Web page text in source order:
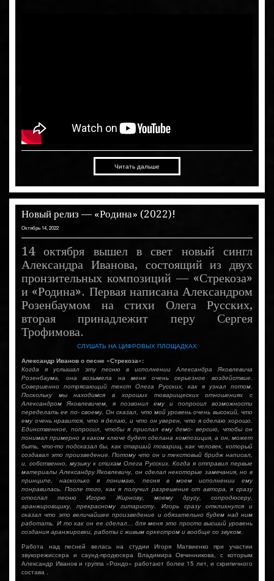
Читать дальше
Новый релиз — «Родина» (2022)!
Октябрь 14, 2022
14 октября вышел в свет новый сингл
Александра Иванова, состоящий из двух
пронзительных композиций — «Стрекоза»
и «Родина». Первая написана Александром
Розенбаумом на стихи Олега Русских,
вторая принадлежит перу Сергея
Трофимова.
СЛУШАТЬ НА ЦИФРОВЫХ ПЛОЩАДКАХ
Александр Иванов о песне «Стрекоза»:
Когда я услышал эту песню в исполнении Александра Яковлевича
Розенбаума, она возымела на меня очень серьезное воздействие.
Совершенно потрясающий текст Олега Русских, как я узнал потом.
Поскольку мы находимся в хороших товарищеских отношениях с
Александром Яковлевичем, я позвонил ему и попросил возможности
переделать ее по- своему. Он сказал, что мой уровень очень высокий, что
ему очень нравится, что я делаю, и что он уверен, что я сделаю хорошо.
Единственное, попросил, чтобы я прислал ему демо- версию, чтобы он
понимал примерно в каком ключе будет сделана композиция, а он, может
быть, что-то подсказал бы, как старший товарищ, как человек, который
создавал это произведение. Потому что он и текстовый бридж написал,
и, собственно, музыку к стихам Олега Русских. Когда я отправил первые
материалы Александру Яковлевичу, он сделал некоторые замечания, но в
принципе, насколько я понимаю, песня в моем исполнении ему
понравилась. После того, как я получил разрешение от автора, я сразу
отослал песню Игорю Жирнову, моему другу, сопродюсеру,
аранжировщику, прекрасному гитаристу. Игорь сразу откликнулся и
сказал что это величайшее произведение и обязательно будем над ним
работать. И то как он ее сделал… для меня это просто высший уровень
создания аранжировки, работы с живым оркестром и вообще со звуком.
Работа над песней велась на студии Игоря Матвиенко при участии
звукорежиссера и саунд-продюсера Владимира Овчинникова, с которым
Александр Иванов и группа «Рондо» работают более 15 лет, и скрипичного
состава .